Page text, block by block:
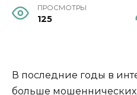
ПРОСМОТРЫ
125
В последние годы в
больше мошеннических